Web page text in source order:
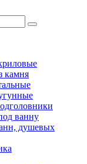
камня
ванну
душевых